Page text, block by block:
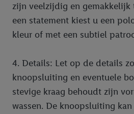
zijn veelzijdig en gemakkelijk
een statement kiest u een
kleur of met een subtiel
4. Details: Let op de details
knoopsluiting en eventuele
stevige kraag behoudt zijn
wassen. De knoopsluiting